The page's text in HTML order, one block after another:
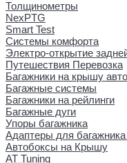
Толщинометры
NexPTG
Smart Test
Системы комфорта
Электро-открытие
Путешествия Перевозка
Багажники на крышу
Багажные системы
Багажники на рейлинги
Багажные дуги
Упоры багажника
Адаптеры для
Автобоксы на Крышу
AT Tuning